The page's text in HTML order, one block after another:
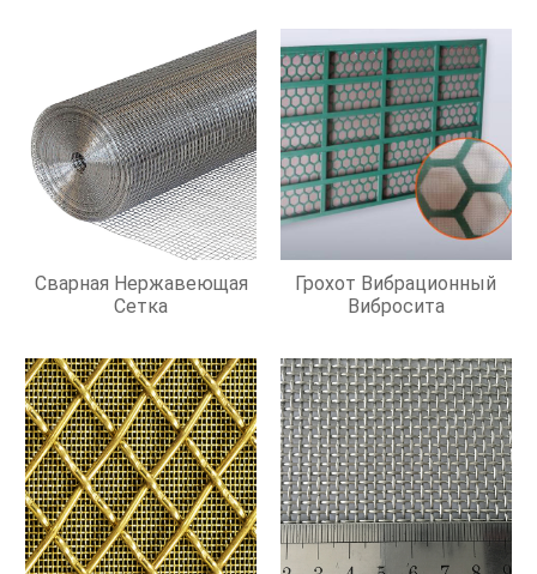
Сварная Нержавеющая
Сетка
Грохот Вибрационный
Вибросита